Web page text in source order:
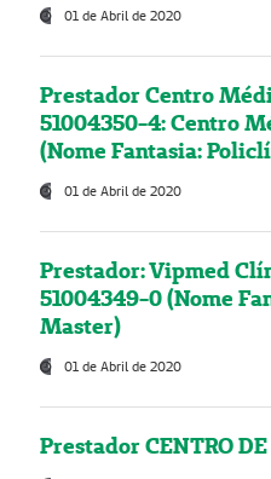
01 de Abril de 2020
Prestador Centro
51004350-4: Centro
(Nome Fantasia:
01 de Abril de 2020
Prestador: Vipmed
51004349-0 (Nome
Master)
01 de Abril de 2020
Prestador CENTRO